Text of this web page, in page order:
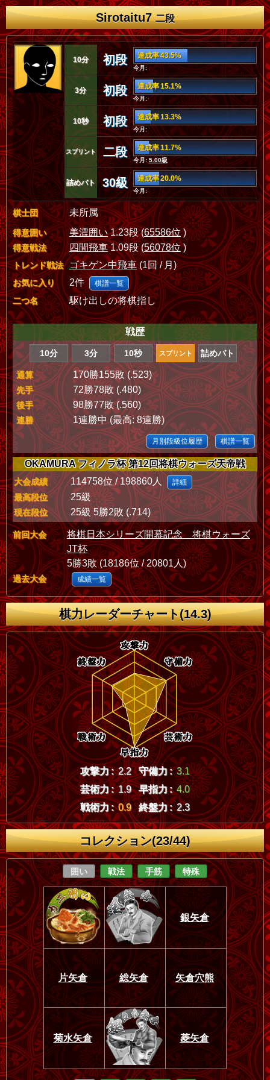
Sirotaitu7二段
10分 初段 達成率 43.5%
今月:
3分 初段 達成率 15.1%
今月:
10秒 初段 達成率 13.3%
今月:
スプリント 二段 達成率 11.7%
今月:5.00級
詰めバト 30級 達成率 20.0%
今月:
棋士団 未所属
得意囲い 美濃囲い1.23段 (65586位)
得意戦法 四間飛車1.09段 (56078位)
トレンド戦法 ゴキゲン中飛車(1回 / 月)
お気に入り 2件 棋譜一覧
二つ名 駆け出しの将棋指し
戦歴
10分 3分 10秒 スプリント 詰めバト
通算 170勝155敗 (.523)
先手 72勝78敗 (.480)
後手 98勝77敗 (.560)
連勝 1連勝中 (最高: 8連勝)
月別段級位履歴 棋譜一覧
OKAMURA フィノラ杯 第12回将棋ウォーズ天帝戦
大会成績 114758位 / 198860人 詳細
最高段位 25級
現在段位 25級 5勝2敗 (.714)
前回大会
将棋日本シリーズ開幕記念 将棋ウォーズ
JT杯
5勝3敗 (18186位 / 20801人)
過去大会 成績一覧
棋力レーダーチャート(14.3)
攻撃力 : 2.2 守備力 : 3.1
芸術力 : 1.9 早指力 : 4.0
戦術力 : 0.9 終盤力 : 2.3
コレクション(23/44)
囲い 戦法 手筋 特殊
銀矢倉
片矢倉 総矢倉 矢倉穴熊
菊水矢倉 菱矢倉